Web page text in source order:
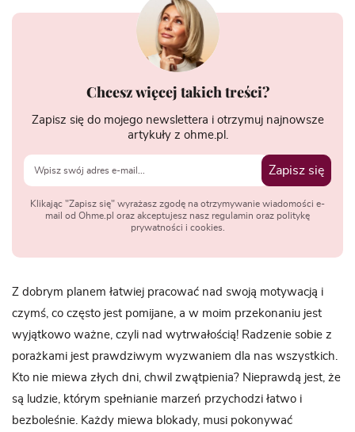
Chcesz więcej takich treści?
Zapisz się do mojego newslettera i otrzymuj najnowsze
artykuły z ohme.pl.
Zapisz się
Klikając "Zapisz się" wyrażasz zgodę na otrzymywanie wiadomości e-
mail od Ohme.pl oraz akceptujesz nasz regulamin oraz politykę
prywatności i cookies.
Z dobrym planem łatwiej pracować nad swoją motywacją i
czymś, co często jest pomijane, a w moim przekonaniu jest
wyjątkowo ważne, czyli nad wytrwałością! Radzenie sobie z
porażkami jest prawdziwym wyzwaniem dla nas wszystkich.
Kto nie miewa złych dni, chwil zwątpienia? Nieprawdą jest, że
są ludzie, którym spełnianie marzeń przychodzi łatwo i
bezboleśnie. Każdy miewa blokady, musi pokonywać